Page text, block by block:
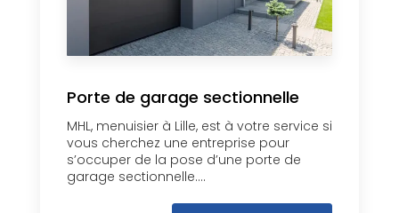
Porte de garage sectionnelle
MHL, menuisier à Lille, est à votre service si
vous cherchez une entreprise pour
s’occuper de la pose d’une porte de
garage sectionnelle....